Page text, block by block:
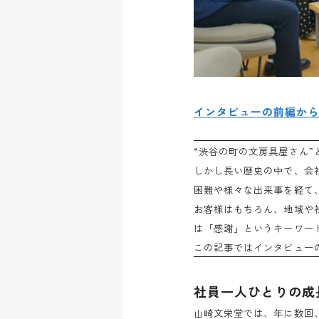
インタビューの前編か
“渋谷の町の文房具屋さん
しかし長い歴史の中で、
困難や様々な出来事を経
お客様はもちろん、地域
は「感謝」というキーワー
この記事ではインタビュ
社員一人ひとりの
山崎文栄堂では、年に数